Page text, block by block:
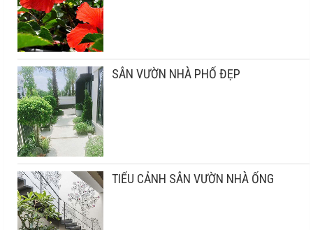
SÂN VƯỜN NHÀ PHỐ ĐẸP
TIỂU CẢNH SÂN VƯỜN NHÀ ỐNG